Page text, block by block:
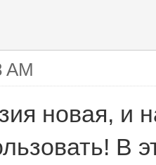
AM
новая,
В